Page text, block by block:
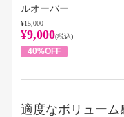
ルオーバー
¥15,000
¥9,000(税込)
40%OFF
適度なボリューム